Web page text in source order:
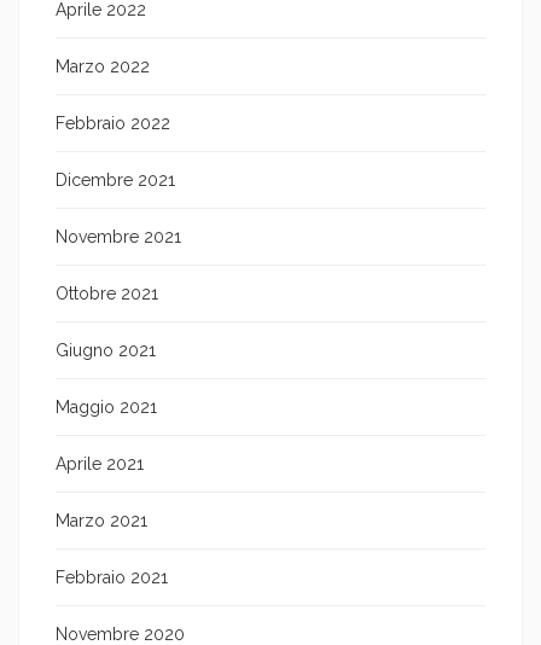
Aprile 2022
Marzo 2022
Febbraio 2022
Dicembre 2021
Novembre 2021
Ottobre 2021
Giugno 2021
Maggio 2021
Aprile 2021
Marzo 2021
Febbraio 2021
Novembre 2020